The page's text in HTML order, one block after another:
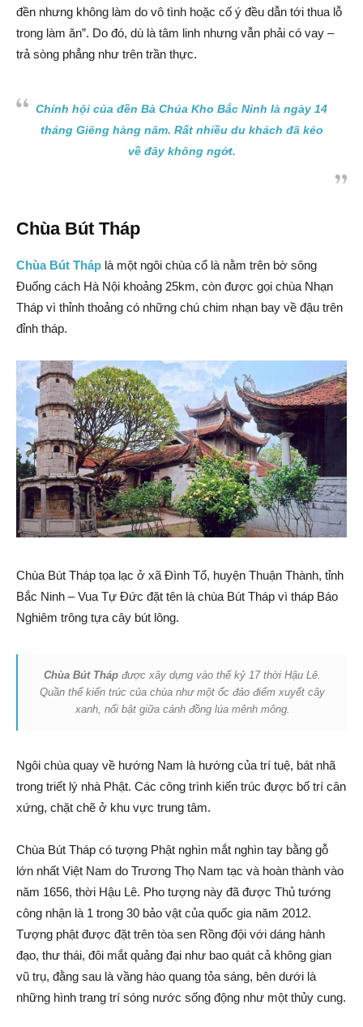
đền nhưng không làm do vô tình hoặc cố ý đều dẫn tới thua lỗ
trong làm ăn”. Do đó, dù là tâm linh nhưng vẫn phải có vay –
trả sòng phẳng như trên trần thực.
Chính hội của đền Bà Chúa Kho Bắc Ninh là ngày 14
tháng Giêng hàng năm. Rất nhiều du khách đã kéo
về đây không ngớt.
Chùa Bút Tháp
Chùa Bút Tháp là một ngôi chùa cổ là nằm trên bờ sông
Đuống cách Hà Nội khoảng 25km, còn được gọi chùa Nhạn
Tháp vì thỉnh thoảng có những chú chim nhạn bay về đậu trên
đỉnh tháp.
Chùa Bút Tháp tọa lạc ở xã Đình Tổ, huyện Thuận Thành, tỉnh
Bắc Ninh – Vua Tự Đức đặt tên là chùa Bút Tháp vì tháp Báo
Nghiêm trông tựa cây bút lông.
Chùa Bút Tháp được xây dựng vào thế kỷ 17 thời Hậu Lê.
Quần thể kiến trúc của chùa như một ốc đảo điểm xuyết cây
xanh, nổi bật giữa cánh đồng lúa mênh mông.
Ngôi chùa quay về hướng Nam là hướng của trí tuệ, bát nhã
trong triết lý nhà Phật. Các công trình kiến trúc được bố trí cân
xứng, chặt chẽ ở khu vực trung tâm.
Chùa Bút Tháp có tượng Phật nghìn mắt nghìn tay bằng gỗ
lớn nhất Việt Nam do Trương Thọ Nam tạc và hoàn thành vào
năm 1656, thời Hậu Lê. Pho tượng này đã được Thủ tướng
công nhận là 1 trong 30 bảo vật của quốc gia năm 2012.
Tượng phật được đặt trên tòa sen Rồng đội với dáng hành
đạo, thư thái, đôi mắt quảng đại như bao quát cả không gian
vũ trụ, đằng sau là vầng hào quang tỏa sáng, bên dưới là
những hình trang trí sóng nước sống động như một thủy cung.